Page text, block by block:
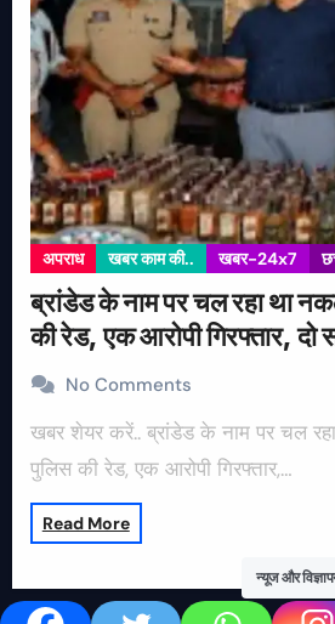
अपराध खबर काम की.. खबर-24x7
ब्रांडेड के नाम पर चल रहा था
की रेड, एक आरोपी गिरफ्तार, दो
No Comments
खबर शेयर करें.. ब्रांडेड के नाम पर चल रहा था नकली कारोबार,
पुलिस की रेड, एक आरोपी गिरफ्तार,…
Read More
न्यूज और